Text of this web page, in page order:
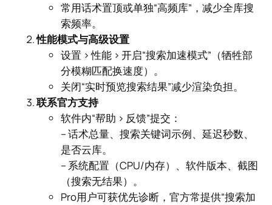
常用话术置顶或单独“高频库”，减少全库搜
索频率。
性能模式与高级设置
设置 > 性能 > 开启“搜索加速模式”（牺牲部
分模糊匹配换速度）。
关闭“实时预览搜索结果”减少渲染负担。
联系官方支持
软件内“帮助 > 反馈”提交：
– 话术总量、搜索关键词示例、延迟秒数、
是否云库。
– 系统配置（CPU/内存）、软件版本、截图
（搜索无结果）。
Pro用户可获优先诊断，官方常提供“搜索加